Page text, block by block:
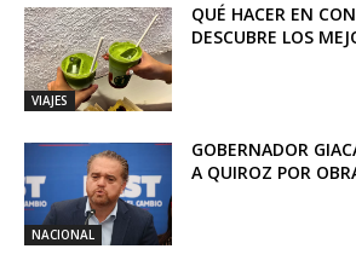
VIAJES
QUÉ HACER EN
DESCUBRE LOS
NACIONAL
GOBERNADOR
A QUIROZ POR